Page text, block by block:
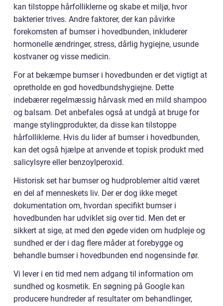
kan tilstoppe hårfolliklerne og skabe et miljø, hvor
bakterier trives. Andre faktorer, der kan påvirke
forekomsten af bumser i hovedbunden, inkluderer
hormonelle ændringer, stress, dårlig hygiejne, usunde
kostvaner og visse medicin.
For at bekæmpe bumser i hovedbunden er det vigtigt at
opretholde en god hovedbundshygiejne. Dette
indebærer regelmæssig hårvask med en mild shampoo
og balsam. Det anbefales også at undgå at bruge for
mange stylingprodukter, da disse kan tilstoppe
hårfolliklerne. Hvis du lider af bumser i hovedbunden,
kan det også hjælpe at anvende et topisk produkt med
salicylsyre eller benzoylperoxid.
Historisk set har bumser og hudproblemer altid været
en del af menneskets liv. Der er dog ikke meget
dokumentation om, hvordan specifikt bumser i
hovedbunden har udviklet sig over tid. Men det er
sikkert at sige, at med den øgede viden om hudpleje og
sundhed er der i dag flere måder at forebygge og
behandle bumser i hovedbunden end nogensinde før.
Vi lever i en tid med nem adgang til information om
sundhed og kosmetik. En søgning på Google kan
producere hundreder af resultater om behandlinger,